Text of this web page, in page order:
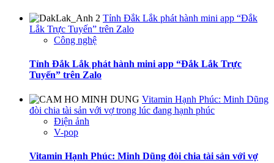
Tỉnh Đắk Lắk phát hành mini app “Đắk
Lắk Trực Tuyến” trên Zalo
Công nghệ
Tỉnh Đắk Lắk phát hành mini app “Đắk Lắk Trực
Tuyến” trên Zalo
Vitamin Hạnh Phúc: Minh Dũng
đòi chia tài sản với vợ trong lúc đang hạnh phúc
Điện ảnh
V-pop
Vitamin Hạnh Phúc: Minh Dũng đòi chia tài sản với vợ